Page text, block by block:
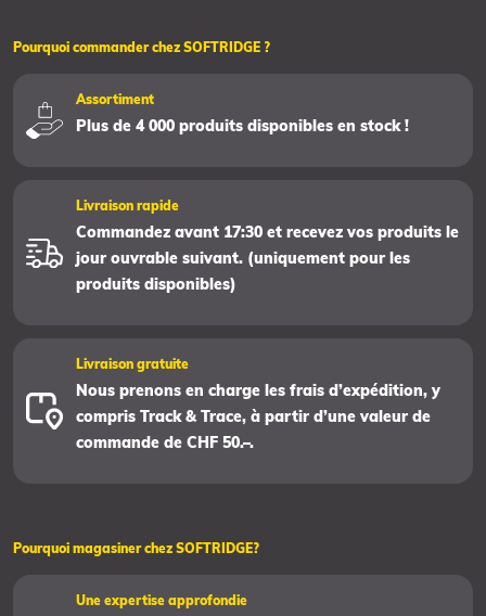
Pourquoi commander chez SOFTRIDGE ?
Assortiment
Plus de 4 000 produits disponibles en stock !
Livraison rapide
Commandez avant 17:30 et recevez vos produits le
jour ouvrable suivant. (uniquement pour les
produits disponibles)
Livraison gratuite
Nous prenons en charge les frais d’expédition, y
compris Track & Trace, à partir d’une valeur de
commande de CHF 50.–.
Pourquoi magasiner chez SOFTRIDGE?
Une expertise approfondie